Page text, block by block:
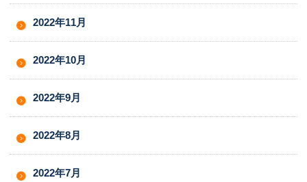
2022年11月
2022年10月
2022年9月
2022年8月
2022年7月